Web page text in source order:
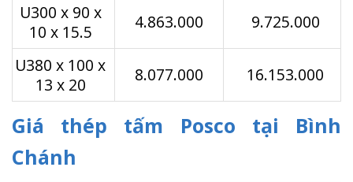
U300 x 90 x
10 x 15.5
4.863.000 9.725.000
U380 x 100 x
13 x 20
8.077.000 16.153.000
Giá thép tấm Posco tại Bình
Chánh